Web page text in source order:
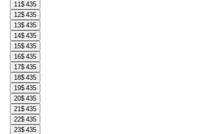
11$ 435
12$ 435
13$ 435
14$ 435
15$ 435
16$ 435
17$ 435
18$ 435
19$ 435
20$ 435
21$ 435
22$ 435
23$ 435